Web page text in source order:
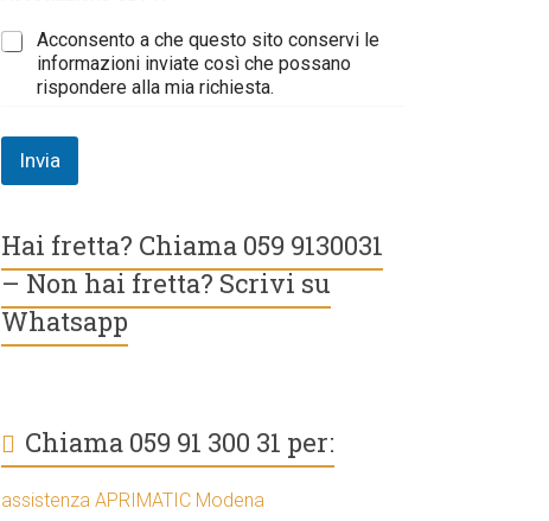
Acconsento a che questo sito conservi le
informazioni inviate così che possano
rispondere alla mia richiesta.
Invia
Hai fretta? Chiama 059 9130031
– Non hai fretta? Scrivi su
Whatsapp
Chiama 059 91 300 31 per:
assistenza APRIMATIC Modena